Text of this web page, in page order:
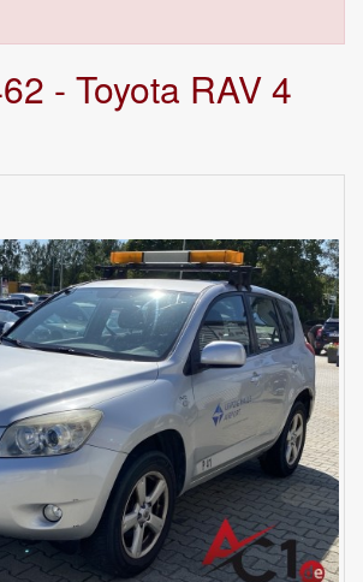
- Toyota RAV 4